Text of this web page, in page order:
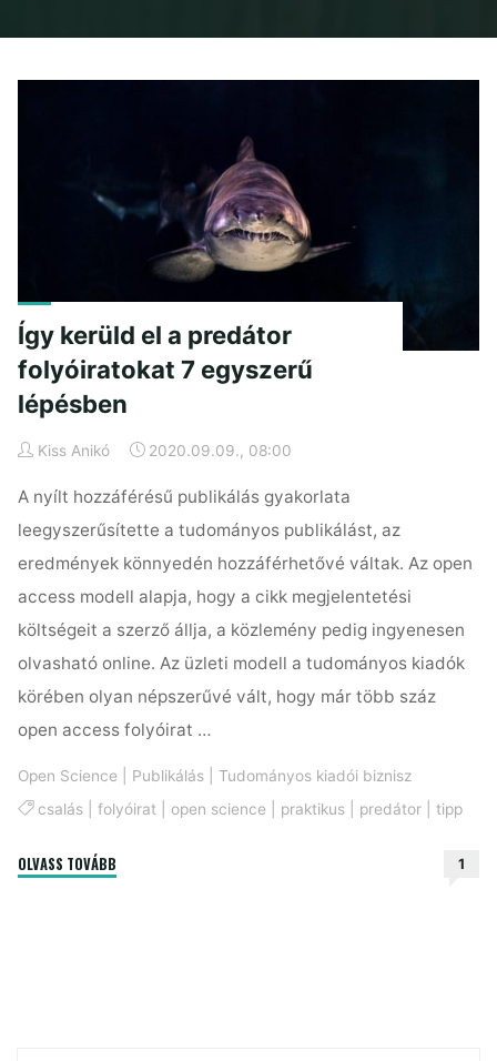
Így kerüld el a predátor
folyóiratokat 7 egyszerű
lépésben
Kiss Anikó 2020.09.09., 08:00
A nyílt hozzáférésű publikálás gyakorlata
leegyszerűsítette a tudományos publikálást, az
eredmények könnyedén hozzáférhetővé váltak. Az open
access modell alapja, hogy a cikk megjelentetési
költségeit a szerző állja, a közlemény pedig ingyenesen
olvasható online. Az üzleti modell a tudományos kiadók
körében olyan népszerűvé vált, hogy már több száz
open access folyóirat …
Open Science Publikálás
Tudományos kiadói biznisz
csalás| folyóirat| open science praktikus| predátor| tipp
OLVASS TOVÁBB 1